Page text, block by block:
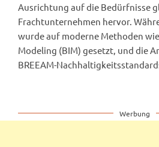
Ausrichtung auf die Bedürfnisse
Frachtunternehmen hervor.
wurde auf moderne Methoden
Modeling (BIM) gesetzt, und die
BREEAM-
Werbung